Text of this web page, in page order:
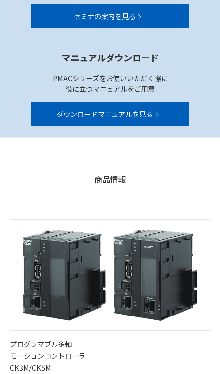
セミナの案内を見る
マニュアルダウンロード
PMACシリーズをお使いいただく際に
役に立つマニュアルをご用意
ダウンロードマニュアルを見る
商品情報
プログラマブル多軸
モーションコントローラ
CK3M/CK5M